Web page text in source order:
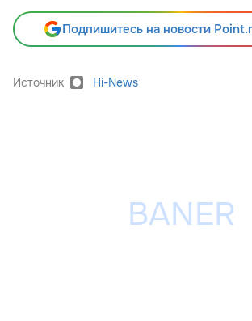
Подпишитесь на новости
Источник Hi-News